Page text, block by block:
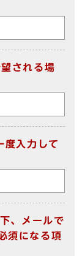
される場
度入力して
、メールで
須になる項